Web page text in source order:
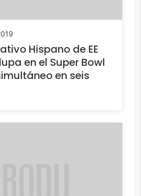
Hispano de EE
en el Super Bowl
en seis